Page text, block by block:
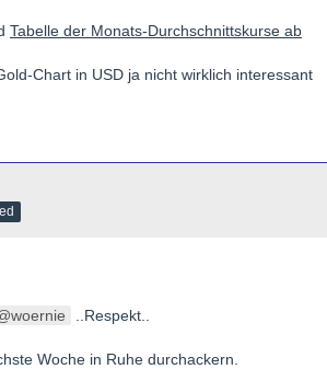
Tabelle der Monats-Durchschnittskurse ab
Chart in USD ja nicht wirklich interessant
woernie ..Respekt..
Woche in Ruhe durchackern.